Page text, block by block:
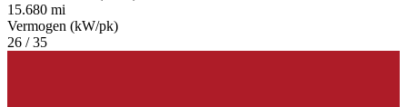
15.680 mi
Vermogen (kW/pk)
26 / 35